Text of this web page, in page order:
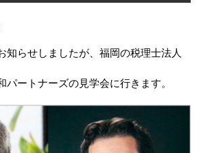
知らせしましたが、福岡の税理士法人
パートナーズの見学会に行きます。